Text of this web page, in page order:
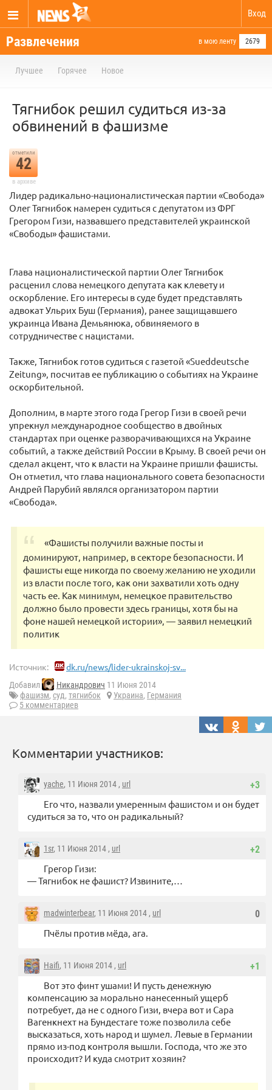
Вход
Развлечения в мою ленту 2679
Лучшее Горячее Новое
Тягнибок решил судиться из-за
обвинений в фашизме
отметили
42
в архиве
Лидер радикально-националистическая партии «Свобода»
Олег Тягнибок намерен судиться с депутатом из ФРГ
Грегором Гизи, назвавшего представителей украинской
«Свободы» фашистами.
Глава националистической партии Олег Тягнибок
расценил слова немецкого депутата как клевету и
оскорбление. Его интересы в суде будет представлять
адвокат Ульрих Буш (Германия), ранее защищавшего
украинца Ивана Демьянюка, обвиняемого в
сотрудничестве с нацистами.
Также, Тягнибок готов судиться с газетой «Sueddeutsche
Zeitung», посчитав ее публикацию о событиях на Украине
оскорбительной.
Дополним, в марте этого года Грегор Гизи в своей речи
упрекнул международное сообщество в двойных
стандартах при оценке разворачивающихся на Украине
событий, а также действий России в Крыму. В своей речи он
сделал акцент, что к власти на Украине пришли фашисты.
Он отметил, что глава национального совета безопасности
Андрей Парубий являлся организатором партии
«Свобода».
«Фашисты получили важные посты и
доминируют, например, в секторе безопасности. И
фашисты еще никогда по своему желанию не уходили
из власти после того, как они захватили хоть одну
часть ее. Как минимум, немецкое правительство
должно было провести здесь границы, хотя бы на
фоне нашей немецкой истории», — заявил немецкий
политик
Источник: dk.ru/news/lider-ukrainskoj-sv...
Добавил Никандрович 11 Июня 2014
фашизм, суд, тягнибок Украина, Германия
5 комментариев
Комментарии участников:
+3
yache, 11 Июня 2014 , url
Его что, назвали умеренным фашистом и он будет
судиться за то, что он радикальный?
+2
1sr, 11 Июня 2014 , url
Грегор Гизи:
— Тягнибок не фашист? Извините,…
0
madwinterbear, 11 Июня 2014 , url
Пчёлы против мёда, ага.
+1
Haifi, 11 Июня 2014 , url
Вот это финт ушами! И пусть денежную
компенсацию за морально нанесенный ущерб
потребует, да не с одного Гизи, вчера вот и Сара
Вагенкнехт на Бундестаге тоже позволила себе
высказаться, хоть народ и шумел. Левые в Германии
прямо из-под контроля вышли. Господа, что же это
происходит? И куда смотрит хозяин?